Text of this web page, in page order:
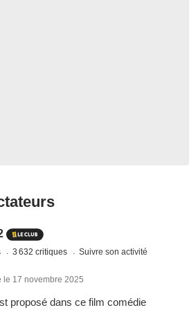
3 632 critiques Suivre son activité
le 17 novembre 2025
proposé dans ce film comédie